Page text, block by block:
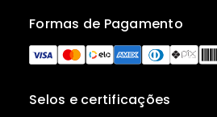
Selos e certificações
Formas de Pagamento